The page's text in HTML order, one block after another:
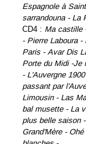
Espagnole à
sarrandouna - La
CD4 : Ma castille
- Pierre Laboura -
Paris - Avar Dis
Porte du Midi -Je
- L'Auvergne
passant par
Limousin - Las
bal musette - La
plus belle saison -
Grand'Mère -